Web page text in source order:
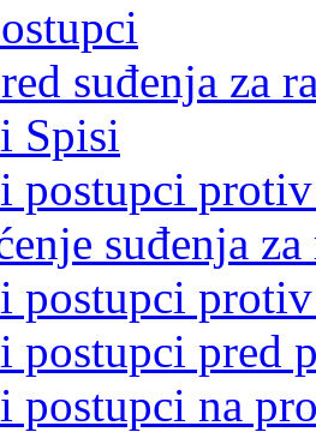
suđenja za
Spisi
postupci
suđenja
postupci
postupci pred
postupci na